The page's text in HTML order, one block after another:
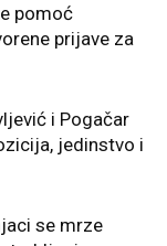
pomoć
prijave za
i Pogačar
jedinstvo i
se mrze